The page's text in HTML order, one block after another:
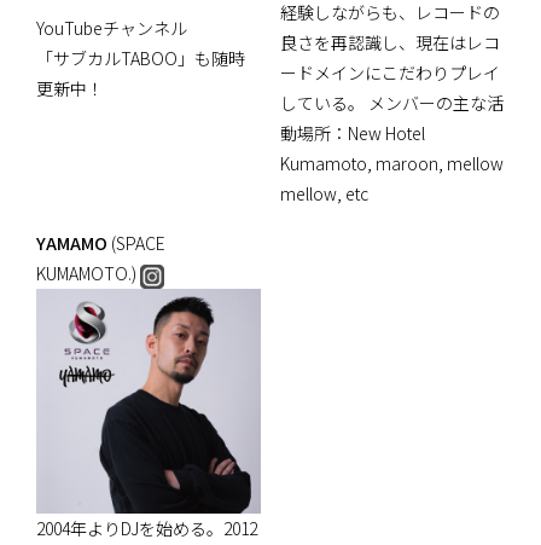
YouTubeチャンネル
「サブカルTABOO」も随時
更新中！
経験しながらも、レコードの
良さを再認識し、現在はレコ
ードメインにこだわりプレイ
している。 メンバーの主な活
動場所：New Hotel
Kumamoto, maroon, mellow
mellow, etc
YAMAMO (SPACE
KUMAMOTO.)
2004年よりDJを始める。2012